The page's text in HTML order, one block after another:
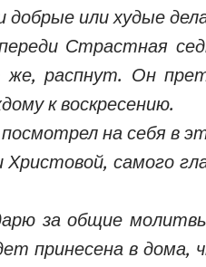
или худые
Страстная
распнут. Он
к воскресению.
на себя в
самого
за общие
принесена в